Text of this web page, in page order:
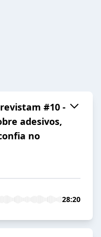
#10 -
adesivos,
no
28:20